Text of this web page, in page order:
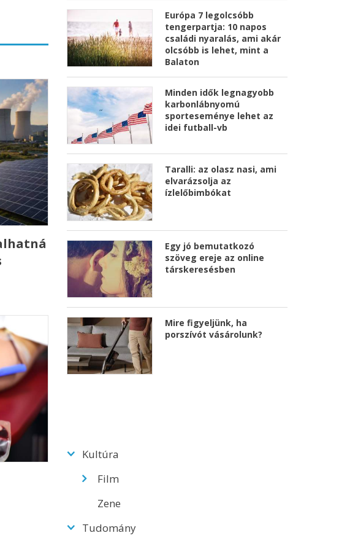
Európa 7 legolcsóbb
tengerpartja: 10 napos
családi nyaralás, ami akár
olcsóbb is lehet, mint a
Balaton
Minden idők legnagyobb
karbonlábnyomú
sporteseménye lehet az
idei futball-vb
Taralli: az olasz nasi, ami
elvarázsolja az
ízlelőbimbókat
Egy jó bemutatkozó
szöveg ereje az online
társkeresésben
Mire figyeljünk, ha
porszívót vásárolunk?
Kultúra
Film
Zene
Tudomány